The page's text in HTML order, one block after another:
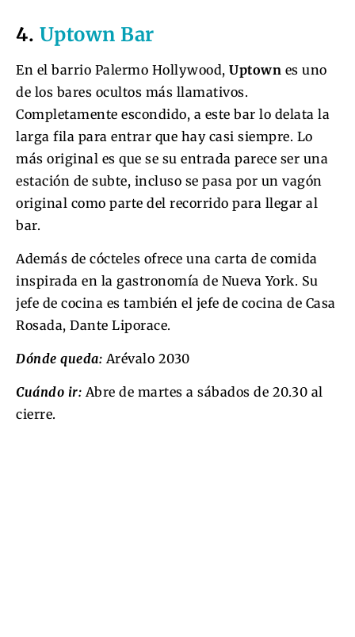
4. Uptown Bar
En el barrio Palermo Hollywood, Uptown es uno
de los bares ocultos más llamativos.
Completamente escondido, a este bar lo delata la
larga fila para entrar que hay casi siempre. Lo
más original es que se su entrada parece ser una
estación de subte, incluso se pasa por un vagón
original como parte del recorrido para llegar al
bar.
Además de cócteles ofrece una carta de comida
inspirada en la gastronomía de Nueva York. Su
jefe de cocina es también el jefe de cocina de Casa
Rosada, Dante Liporace.
Dónde queda: Arévalo 2030
Cuándo ir: Abre de martes a sábados de 20.30 al
cierre.